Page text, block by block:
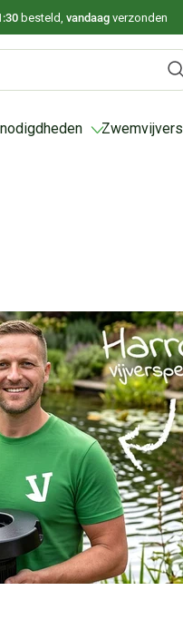
besteld,vandaagverzonden
Zwemvijvers